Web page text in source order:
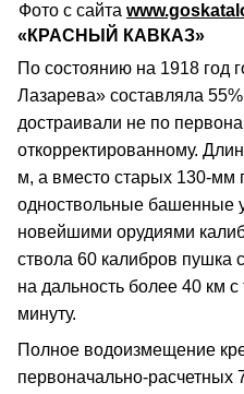
Фото с сайта
«КРАСНЫЙ КАВКАЗ»
По состоянию на 1918 год
Лазарева» составляла
достраивали не по
откорректированному.
м, а вместо старых 130-мм
одноствольные башенные
новейшими орудиями
ствола 60 калибров пушка
на дальность более 40 км
минуту.
Полное водоизмещение
первоначально-расчетных